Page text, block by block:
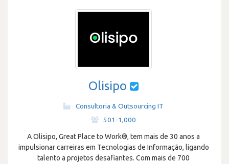
Olisipo
Consultoria & Outsourcing IT
501-1,000
A Olisipo, Great Place to Work®, tem mais de 30 anos a
impulsionar carreiras em Tecnologias de Informação, ligando
talento a projetos desafiantes. Com mais de 700